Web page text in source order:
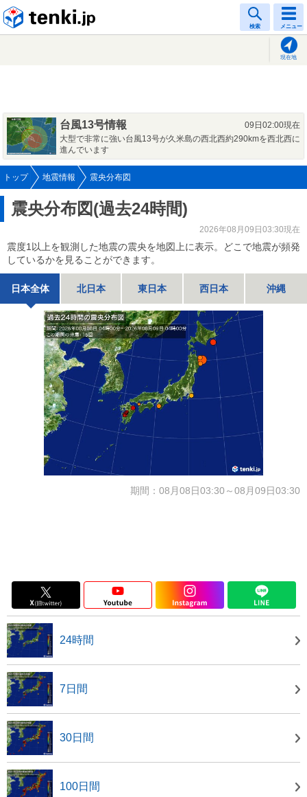
検索 メニュー
現在地
台風13号情報
09日02:00現在
大型で非常に強い台風13号が久米島の西北西約290kmを西北西に
進んでいます
トップ 地震情報 震央分布図
震央分布図(過去24時間)
2026年08月09日03:30現在
震度1以上を観測した地震の震央を地図上に表示。どこで地震が頻発
しているかを見ることができます。
日本全体 北日本 東日本 西日本 沖縄
期間：08月08日03:30～08月09日03:30
24時間
7日間
30日間
100日間